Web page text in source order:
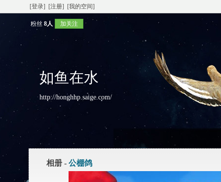
[登录] [注册] [我的空间]
粉丝 8人 加关注
如鱼在水
http://honghhp.saige.com/
相册 - 公棚鸽